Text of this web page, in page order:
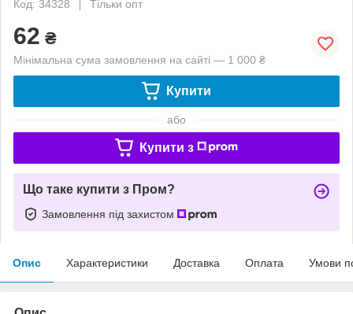
Код: 34328
Тільки опт
62 ₴
Мінімальна сума замовлення на сайті — 1 000 ₴
Купити
або
Купити з
Що таке купити з Пром?
Замовлення під захистом
Опис Характеристики Доставка Оплата Умови